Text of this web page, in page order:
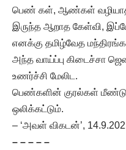
பெண் கள், ஆண்கள்
இருந்த ஆறாத கேள்வி,
எனக்கு தமிழ்வேத
அந்த வாய்ப்பு கிடைச்சா
உணர்ச்சி மேலிட.
பெண்களின் குரல்கள்
ஒலிக்கட்டும்.
– ‘அவள் விகடன்’,
– – – – –